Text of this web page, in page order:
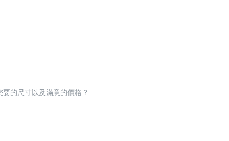
要的尺寸以及滿意的價格？